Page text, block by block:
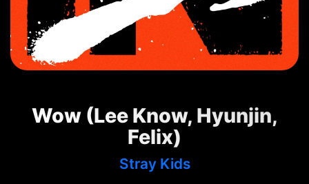
Wow (Lee Know, Hyunjin,
Felix)
Stray Kids